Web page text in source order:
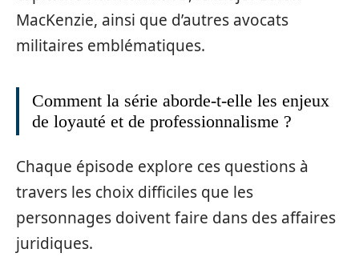
MacKenzie, ainsi que d’autres avocats
militaires emblématiques.
Comment la série aborde-t-elle les enjeux
de loyauté et de professionnalisme ?
Chaque épisode explore ces questions à
travers les choix difficiles que les
personnages doivent faire dans des affaires
juridiques.